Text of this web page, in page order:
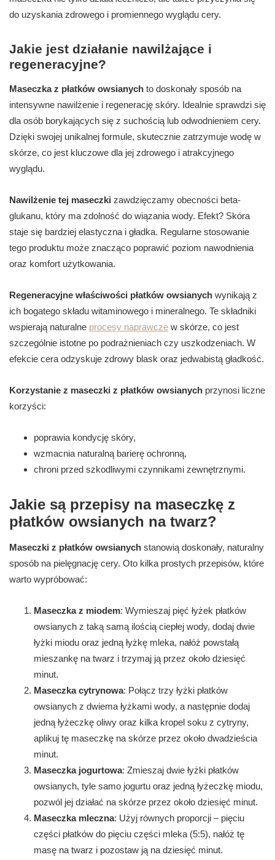
do uzyskania zdrowego i promiennego wyglądu cery.
Jakie jest działanie nawilżające i
regeneracyjne?
Maseczka z płatków owsianych to doskonały sposób na
intensywne nawilżenie i regenerację skóry. Idealnie sprawdzi się
dla osób borykających się z suchością lub odwodnieniem cery.
Dzięki swojej unikalnej formule, skutecznie zatrzymuje wodę w
skórze, co jest kluczowe dla jej zdrowego i atrakcyjnego
wyglądu.
Nawilżenie tej maseczki zawdzięczamy obecności beta-
glukanu, który ma zdolność do wiązania wody. Efekt? Skóra
staje się bardziej elastyczna i gładka. Regularne stosowanie
tego produktu może znacząco poprawić poziom nawodnienia
oraz komfort użytkowania.
Regeneracyjne właściwości płatków owsianych wynikają z
ich bogatego składu witaminowego i mineralnego. Te składniki
wspierają naturalne procesy naprawcze w skórze, co jest
szczególnie istotne po podrażnieniach czy uszkodzeniach. W
efekcie cera odzyskuje zdrowy blask oraz jedwabistą gładkość.
Korzystanie z maseczki z płatków owsianych przynosi liczne
korzyści:
poprawia kondycję skóry,
wzmacnia naturalną barierę ochronną,
chroni przed szkodliwymi czynnikami zewnętrznymi.
Jakie są przepisy na maseczkę z
płatków owsianych na twarz?
Maseczki z płatków owsianych stanowią doskonały, naturalny
sposób na pielęgnację cery. Oto kilka prostych przepisów, które
warto wypróbować:
Maseczka z miodem: Wymieszaj pięć łyżek płatków
owsianych z taką samą ilością ciepłej wody, dodaj dwie
łyżki miodu oraz jedną łyżkę mleka, nałóż powstałą
mieszankę na twarz i trzymaj ją przez około dziesięć
minut.
Maseczka cytrynowa: Połącz trzy łyżki płatków
owsianych z dwiema łyżkami wody, a następnie dodaj
jedną łyżeczkę oliwy oraz kilka kropel soku z cytryny,
aplikuj tę maseczkę na skórze przez około dwadzieścia
minut.
Maseczka jogurtowa: Zmieszaj dwie łyżki płatków
owsianych, tyle samo jogurtu oraz jedną łyżeczkę miodu,
pozwól jej działać na skórze przez około dziesięć minut.
Maseczka mleczna: Użyj równych proporcji – pięciu
części płatków do pięciu części mleka (5:5), nałóż tę
masę na twarz i pozostaw ją na dziesięć minut.